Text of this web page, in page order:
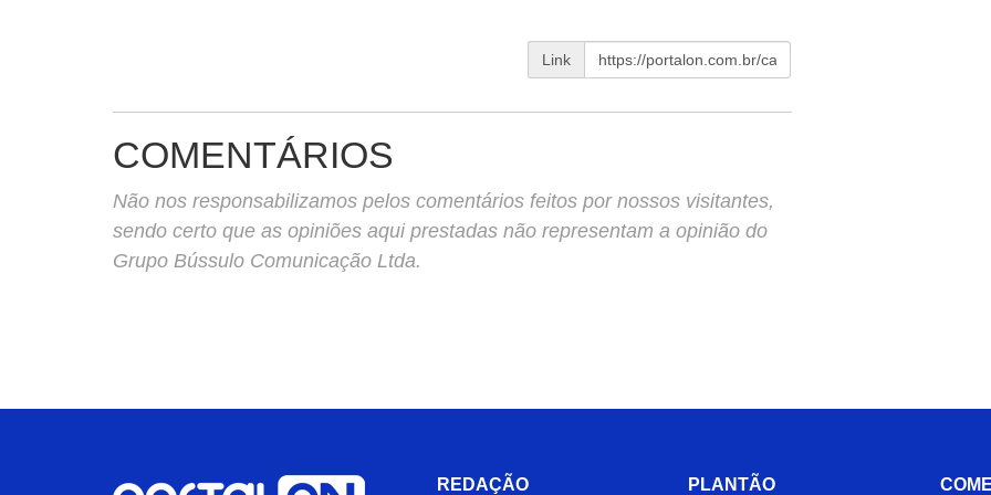
Link
COMENTÁRIOS
Não nos responsabilizamos pelos comentários feitos por nossos visitantes,
sendo certo que as opiniões aqui prestadas não representam a opinião do
Grupo Bússulo Comunicação Ltda.
REDAÇÃO PLANTÃO